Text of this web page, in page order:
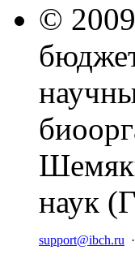
©
наук
support@ibch.ru ·